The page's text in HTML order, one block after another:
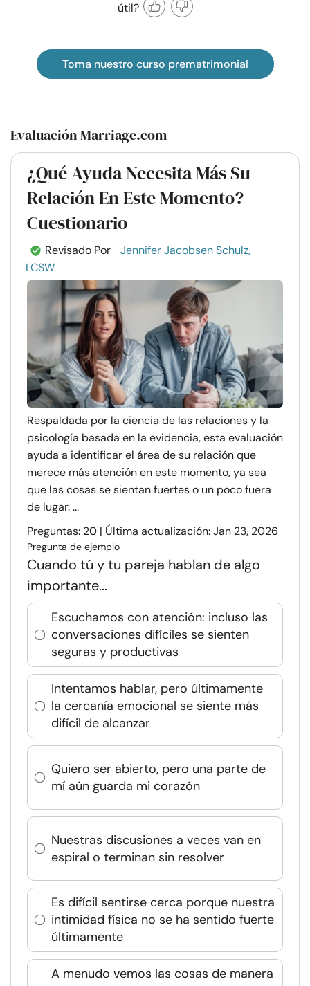
útil?
Toma nuestro curso prematrimonial
Evaluación Marriage.com
¿Qué Ayuda Necesita Más Su
Relación En Este Momento?
Cuestionario
Revisado Por
Jennifer Jacobsen Schulz,
LCSW
Respaldada por la ciencia de las relaciones y la
psicología basada en la evidencia, esta evaluación
ayuda a identificar el área de su relación que
merece más atención en este momento, ya sea
que las cosas se sientan fuertes o un poco fuera
de lugar. ...
Preguntas: 20 | Última actualización: Jan 23, 2026
Pregunta de ejemplo
Cuando tú y tu pareja hablan de algo
importante...
Escuchamos con atención: incluso las
conversaciones difíciles se sienten
seguras y productivas
Intentamos hablar, pero últimamente
la cercanía emocional se siente más
difícil de alcanzar
Quiero ser abierto, pero una parte de
mí aún guarda mi corazón
Nuestras discusiones a veces van en
espiral o terminan sin resolver
Es difícil sentirse cerca porque nuestra
intimidad física no se ha sentido fuerte
últimamente
A menudo vemos las cosas de manera